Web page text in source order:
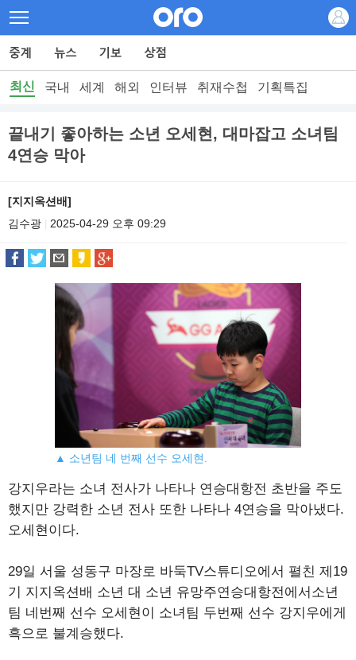
최신 국내 세계 해외 인터뷰 취재수첩 기획특집
끝내기 좋아하는 소년 오세현, 대마잡고 소녀팀
4연승 막아
[지지옥션배]
김수광
2025-04-29 오후 09:29
▲ 소년팀 네 번째 선수 오세현.
강지우라는 소녀 전사가 나타나 연승대항전 초반을 주도
했지만 강력한 소년 전사 또한 나타나 4연승을 막아냈다.
오세현이다.
29일 서울 성동구 마장로 바둑TV스튜디오에서 펼친 제19
기 지지옥션배 소년 대 소년 유망주연승대항전에서소년
팀 네번째 선수 오세현이 소녀팀 두번째 선수 강지우에게
흑으로 불계승했다.